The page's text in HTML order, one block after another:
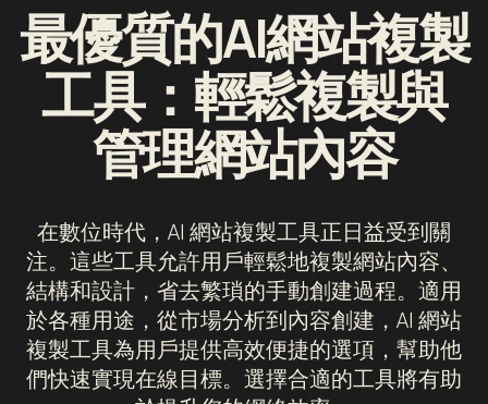
最優質的AI網站複製
工具：輕鬆複製與
管理網站內容
在數位時代，AI 網站複製工具正日益受到關
注。這些工具允許用戶輕鬆地複製網站內容、
結構和設計，省去繁瑣的手動創建過程。適用
於各種用途，從市場分析到內容創建，AI 網站
複製工具為用戶提供高效便捷的選項，幫助他
們快速實現在線目標。選擇合適的工具將有助